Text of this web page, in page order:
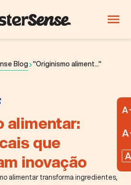
Somos
Carreiras
Blog
ThinkLab
Blog "Originismo aliment..."
alimentar:
que
inovação
alimentar transforma ingredientes,